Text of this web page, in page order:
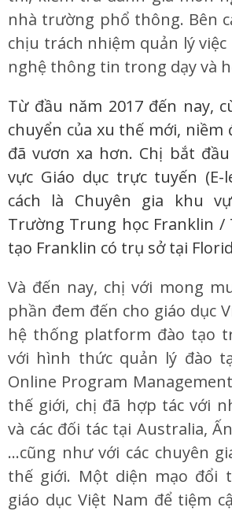
nhà trường phổ thông. Bên
chịu trách nhiệm quản lý
nghệ thông tin trong dạy và
Từ đầu năm 2017 đến nay,
chuyển của xu thế mới, niềm
đã vươn xa hơn. Chị bắt
vực Giáo dục trực tuyến
cách là Chuyên gia khu
Trường Trung học Franklin /
tạo Franklin có trụ sở tại
Và đến nay, chị với mong
phần đem đến cho giáo dục
hệ thống platform đào tạo
với hình thức quản lý đào
Online Program
thế giới, chị đã hợp tác với
và các đối tác tại Australia,
…cũng như với các chuyên
thế giới. Một diện mạo đổi
giáo dục Việt Nam để tiệm